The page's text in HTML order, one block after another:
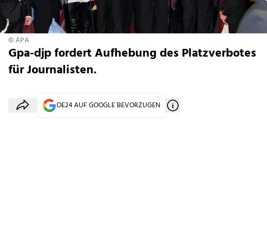
© APA
Gpa-djp fordert Aufhebung des Platzverbotes
für Journalisten.
OE24 AUF GOOGLE BEVORZUGEN